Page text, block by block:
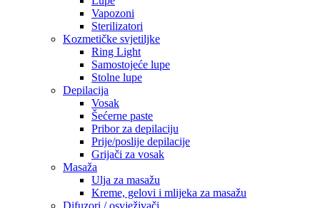
Vapozoni
Sterilizatori
Kozmetičke svjetiljke
Ring Light
Samostojeće lupe
Stolne lupe
Depilacija
Vosak
Šećerne paste
Pribor za depilaciju
Prije/poslije depilacije
Grijači za vosak
Masaža
Ulja za masažu
Kreme, gelovi i mlijeka za masažu
Difuzori / osvježivači